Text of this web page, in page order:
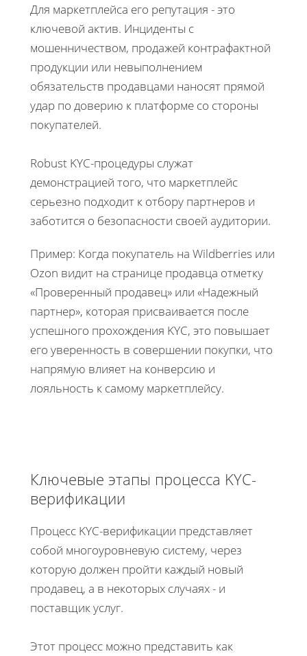
Для маркетплейса его репутация - это
ключевой актив. Инциденты с
мошенничеством, продажей контрафактной
продукции или невыполнением
обязательств продавцами наносят прямой
удар по доверию к платформе со стороны
покупателей.
Robust KYC-процедуры служат
демонстрацией того, что маркетплейс
серьезно подходит к отбору партнеров и
заботится о безопасности своей аудитории.
Пример: Когда покупатель на Wildberries или
Ozon видит на странице продавца отметку
«Проверенный продавец» или «Надежный
партнер», которая присваивается после
успешного прохождения KYC, это повышает
его уверенность в совершении покупки, что
напрямую влияет на конверсию и
лояльность к самому маркетплейсу.
Ключевые этапы процесса KYC-
верификации
Процесс KYC-верификации представляет
собой многоуровневую систему, через
которую должен пройти каждый новый
продавец, а в некоторых случаях - и
поставщик услуг.
Этот процесс можно представить как